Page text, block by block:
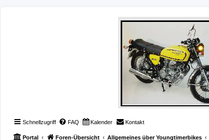
Schnellzugriff FAQ Kalender Kontakt
Portal Foren-Übersicht Allgemeines über Youngtimerbikes